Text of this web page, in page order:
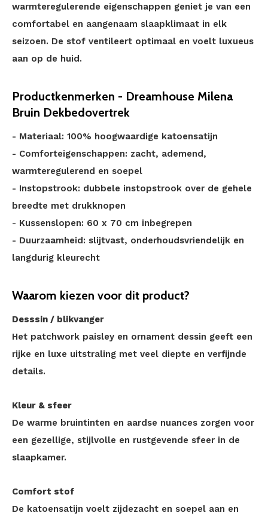
warmteregulerende eigenschappen geniet je van een
comfortabel en aangenaam slaapklimaat in elk
seizoen. De stof ventileert optimaal en voelt luxueus
aan op de huid.
Productkenmerken - Dreamhouse Milena
Bruin Dekbedovertrek
- Materiaal: 100% hoogwaardige katoensatijn
- Comforteigenschappen: zacht, ademend,
warmteregulerend en soepel
- Instopstrook: dubbele instopstrook over de gehele
breedte met drukknopen
- Kussenslopen: 60 x 70 cm inbegrepen
- Duurzaamheid: slijtvast, onderhoudsvriendelijk en
langdurig kleurecht
Waarom kiezen voor dit product?
Desssin / blikvanger
Het patchwork paisley en ornament dessin geeft een
rijke en luxe uitstraling met veel diepte en verfijnde
details.
Kleur & sfeer
De warme bruintinten en aardse nuances zorgen voor
een gezellige, stijlvolle en rustgevende sfeer in de
slaapkamer.
Comfort stof
De katoensatijn voelt zijdezacht en soepel aan en